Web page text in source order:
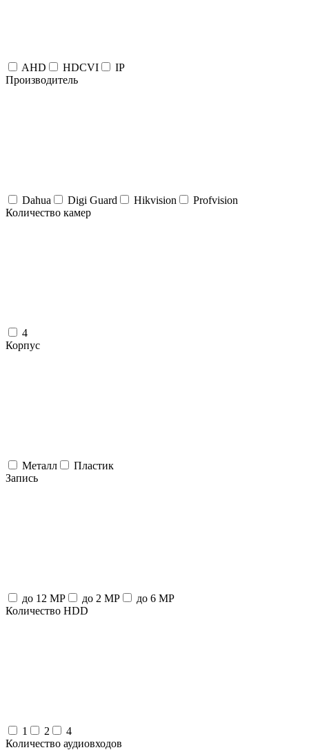
AHD HDCVI
IP
Производитель
Dahua Digi Guard Hikvision
Profvision
Количество камер
4
Корпус
Металл
Пластик
Запись
до 12 MP до 2 MP
до 6 MP
Количество HDD
1 2
4
Количество аудиовходов